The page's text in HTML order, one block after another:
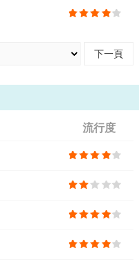
下一頁
流行度